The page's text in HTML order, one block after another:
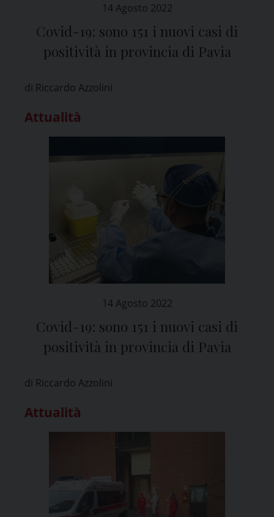
14 Agosto 2022
Covid-19: sono 151 i nuovi casi di
positività in provincia di Pavia
di Riccardo Azzolini
Attualità
14 Agosto 2022
Covid-19: sono 151 i nuovi casi di
positività in provincia di Pavia
di Riccardo Azzolini
Attualità